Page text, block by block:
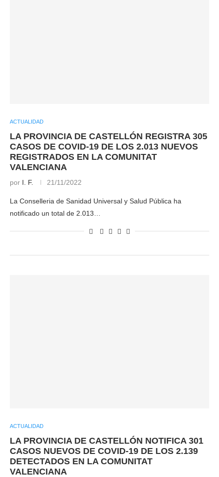
ACTUALIDAD
LA PROVINCIA DE CASTELLÓN REGISTRA 305
CASOS DE COVID-19 DE LOS 2.013 NUEVOS
REGISTRADOS EN LA COMUNITAT
VALENCIANA
por I. F. 21/11/2022
La Conselleria de Sanidad Universal y Salud Pública ha
notificado un total de 2.013…
ACTUALIDAD
LA PROVINCIA DE CASTELLÓN NOTIFICA 301
CASOS NUEVOS DE COVID-19 DE LOS 2.139
DETECTADOS EN LA COMUNITAT
VALENCIANA